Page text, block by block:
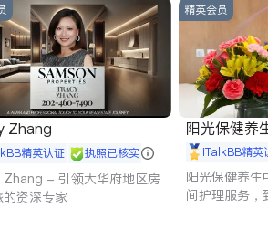
Zhang
精英认证 执照已核实
- 引领大华府地区房
的资深专家
精英会员
阳光保健养
iTalkBB精英
阳光保健养生
间护理服务，